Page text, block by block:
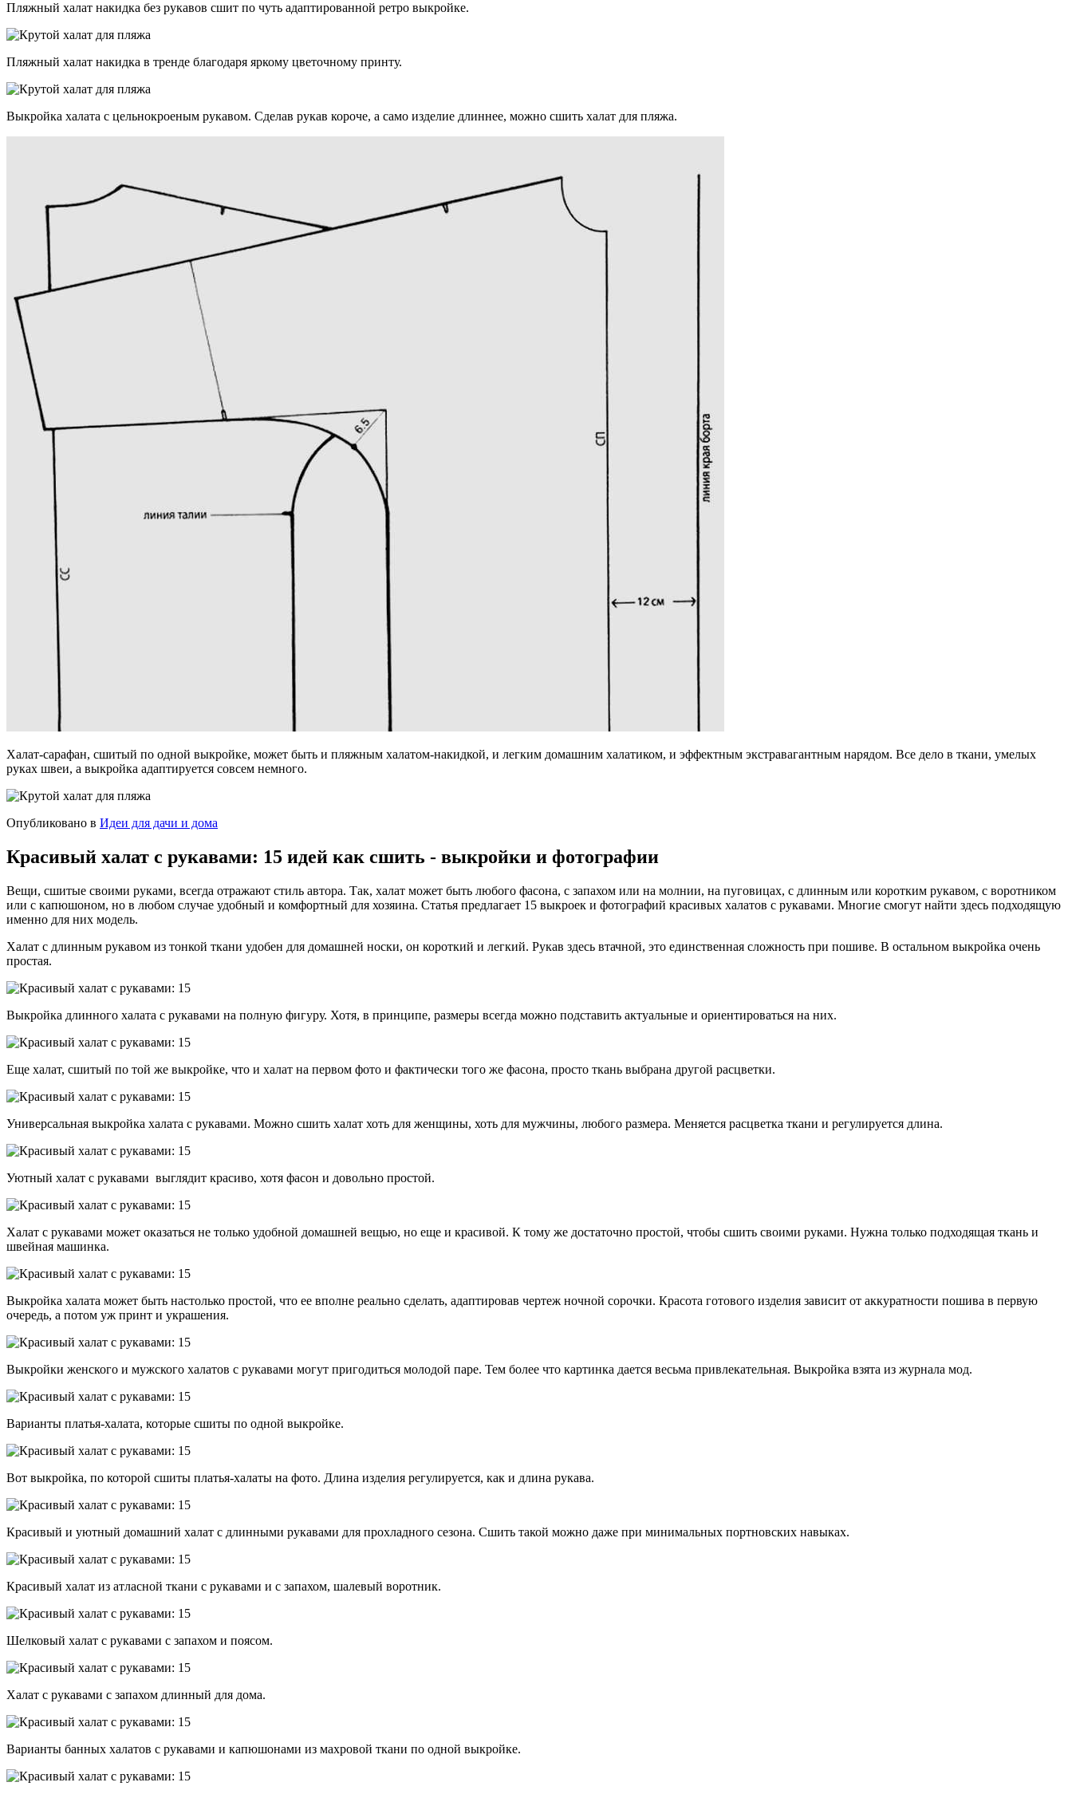
Пляжный халат накидка без рукавов сшит по чуть адаптированной ретро выкройке.
Пляжный халат накидка в тренде благодаря яркому цветочному принту.
Выкройка халата с цельнокроеным рукавом. Сделав рукав короче, а само изделие длиннее, можно сшить халат для пляжа.
Халат-сарафан, сшитый по одной выкройке, может быть и пляжным халатом-накидкой, и легким домашним халатиком, и эффектным экстравагантным нарядом. Все дело в ткани, умелых
руках швеи, а выкройка адаптируется совсем немного.
Опубликовано в Идеи для дачи и дома
Красивый халат с рукавами: 15 идей как сшить - выкройки и фотографии
Вещи, сшитые своими руками, всегда отражают стиль автора. Так, халат может быть любого фасона, с запахом или на молнии, на пуговицах, с длинным или коротким рукавом, с воротником
или с капюшоном, но в любом случае удобный и комфортный для хозяина. Статья предлагает 15 выкроек и фотографий красивых халатов с рукавами. Многие смогут найти здесь подходящую
именно для них модель.
Халат с длинным рукавом из тонкой ткани удобен для домашней носки, он короткий и легкий. Рукав здесь втачной, это единственная сложность при пошиве. В остальном выкройка очень
простая.
Выкройка длинного халата с рукавами на полную фигуру. Хотя, в принципе, размеры всегда можно подставить актуальные и ориентироваться на них.
Еще халат, сшитый по той же выкройке, что и халат на первом фото и фактически того же фасона, просто ткань выбрана другой расцветки.
Универсальная выкройка халата с рукавами. Можно сшить халат хоть для женщины, хоть для мужчины, любого размера. Меняется расцветка ткани и регулируется длина.
Уютный халат с рукавами выглядит красиво, хотя фасон и довольно простой.
Халат с рукавами может оказаться не только удобной домашней вещью, но еще и красивой. К тому же достаточно простой, чтобы сшить своими руками. Нужна только подходящая ткань и
швейная машинка.
Выкройка халата может быть настолько простой, что ее вполне реально сделать, адаптировав чертеж ночной сорочки. Красота готового изделия зависит от аккуратности пошива в первую
очередь, а потом уж принт и украшения.
Выкройки женского и мужского халатов с рукавами могут пригодиться молодой паре. Тем более что картинка дается весьма привлекательная. Выкройка взята из журнала мод.
Варианты платья-халата, которые сшиты по одной выкройке.
Вот выкройка, по которой сшиты платья-халаты на фото. Длина изделия регулируется, как и длина рукава.
Красивый и уютный домашний халат с длинными рукавами для прохладного сезона. Сшить такой можно даже при минимальных портновских навыках.
Красивый халат из атласной ткани с рукавами и с запахом, шалевый воротник.
Шелковый халат с рукавами с запахом и поясом.
Халат с рукавами с запахом длинный для дома.
Варианты банных халатов с рукавами и капюшонами из махровой ткани по одной выкройке.